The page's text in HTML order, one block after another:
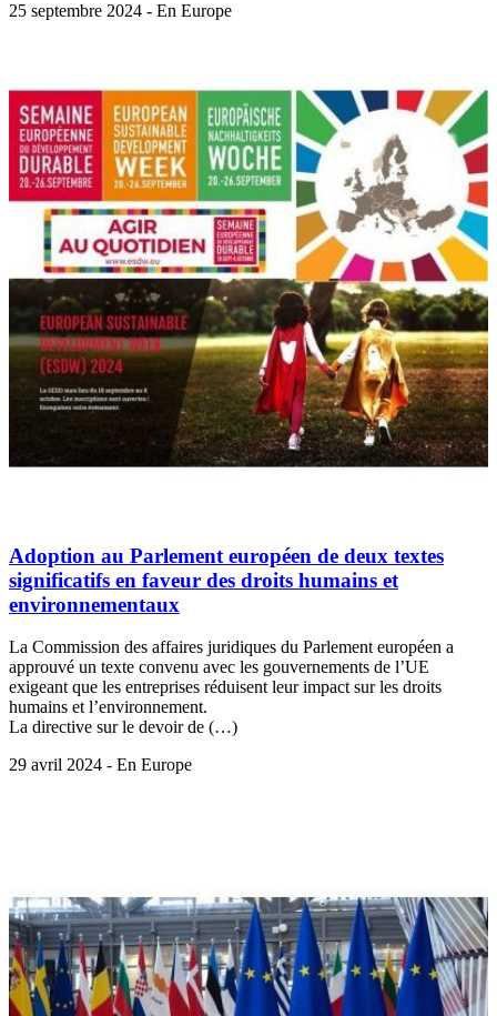
25 septembre 2024 - En Europe
Adoption au Parlement européen de deux textes
significatifs en faveur des droits humains et
environnementaux
La Commission des affaires juridiques du Parlement européen a
approuvé un texte convenu avec les gouvernements de l’UE
exigeant que les entreprises réduisent leur impact sur les droits
humains et l’environnement.
La directive sur le devoir de (…)
29 avril 2024 - En Europe